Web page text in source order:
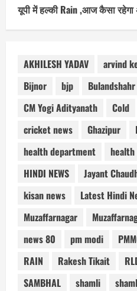
यूपी में हल्की Rain ,आज कैसा
AKHILESH YADAV arvind
Bijnor
bjp Bulandshahr
CM Yogi Adityanath
Cold
cricket news
Ghazipur
health department
health
HINDI NEWS
Jayant
kisan news
Latest Hindi
Muzaffarnagar
news 80
pm modi
RAIN
Rakesh Tikait
SAMBHAL
shamli